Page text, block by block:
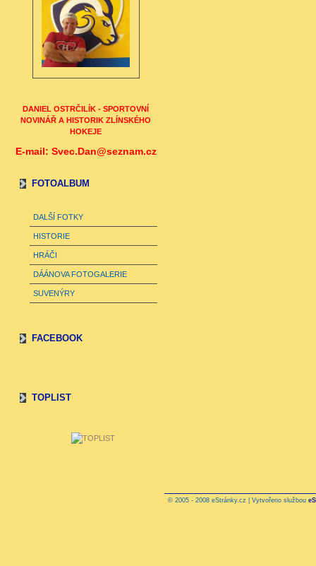
DANIEL OSTRČILÍK - SPORTOVNÍ
NOVINÁŘ A HISTORIK ZLÍNSKÉHO
HOKEJE
E-mail: Svec.Dan@seznam.cz
FOTOALBUM
DALŠÍ FOTKY
HISTORIE
HRÁČI
DÁÁNOVA FOTOGALERIE
SUVENÝRY
FACEBOOK
TOPLIST
© 2005 - 2008 eStránky.cz | Vytvořeno službou